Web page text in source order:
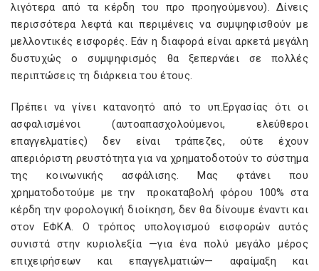
λιγότερα από τα κέρδη του προ προηγούμενου). Δίνεις
περισσότερα λεφτά και περιμένεις να συμψηφισθούν με
μελλοντικές εισφορές. Εάν η διαφορά είναι αρκετά μεγάλη
δυστυχώς ο συμψηφισμός θα ξεπερνάει σε πολλές
περιπτώσεις τη διάρκεια του έτους.
Πρέπει να γίνει κατανοητό από το υπ.Εργασίας ότι οι
ασφαλισμένοι (αυτοαπασχολούμενοι, ελεύθεροι
επαγγελματίες) δεν είναι τράπεζες, ούτε έχουν
απεριόριστη ρευστότητα για να χρηματοδοτούν το σύστημα
της κοινωνικής ασφάλισης. Μας φτάνει που
χρηματοδοτούμε με την προκαταβολή φόρου 100% στα
κέρδη την φορολογική διοίκηση, δεν θα δίνουμε έναντι και
στον ΕΦΚΑ. Ο τρόπος υπολογισμού εισφορών αυτός
συνιστά στην κυριολεξία —για ένα πολύ μεγάλο μέρος
επιχειρήσεων και επαγγελματιών— αφαίμαξη και